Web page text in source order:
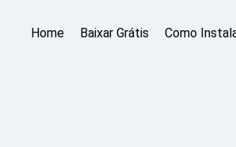
Home Baixar Grátis Como